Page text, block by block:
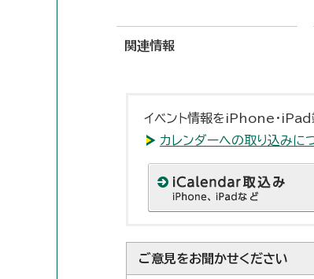
関連情報
イベント情報をiPhone・iPad
カレンダーへの取り込みに
ご意見をお聞かせください